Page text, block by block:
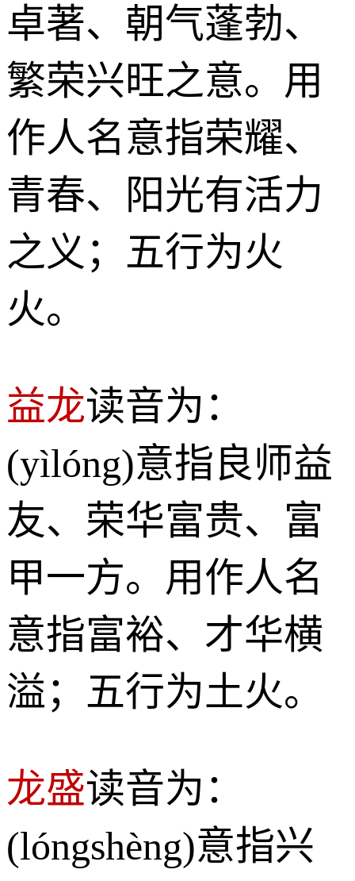
卓著、朝气蓬勃、
繁荣兴旺之意。用
作人名意指荣耀、
青春、阳光有活力
之义；五行为火
火。
益龙读音为：
(yìlóng)意指良师益
友、荣华富贵、富
甲一方。用作人名
意指富裕、才华横
溢；五行为土火。
龙盛读音为：
(lóngshèng)意指兴